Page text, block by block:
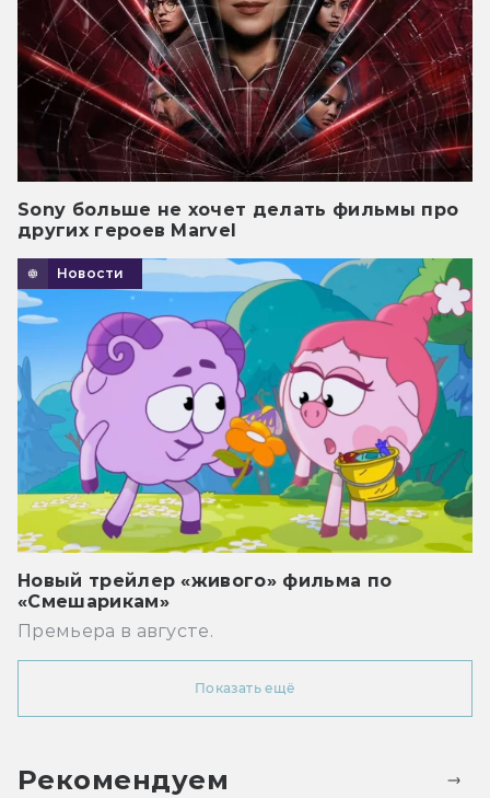
Sony больше не хочет делать фильмы про
других героев Marvel
Новости
Новый трейлер «живого» фильма по
«Смешарикам»
Премьера в августе.
Показать ещё
Рекомендуем